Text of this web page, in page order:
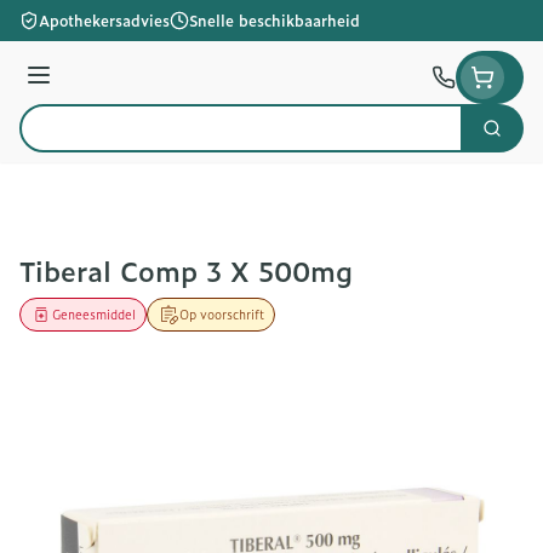
Ga naar de inhoud
Apothekersadvies Snelle beschikbaarheid
Menu
Product, merk, categorie...
Zoek
Tiberal Comp 3 X 500mg
Op voorschrift
Geneesmiddel